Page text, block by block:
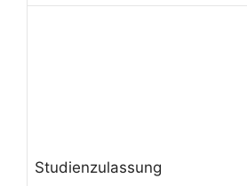
Studienzulassung